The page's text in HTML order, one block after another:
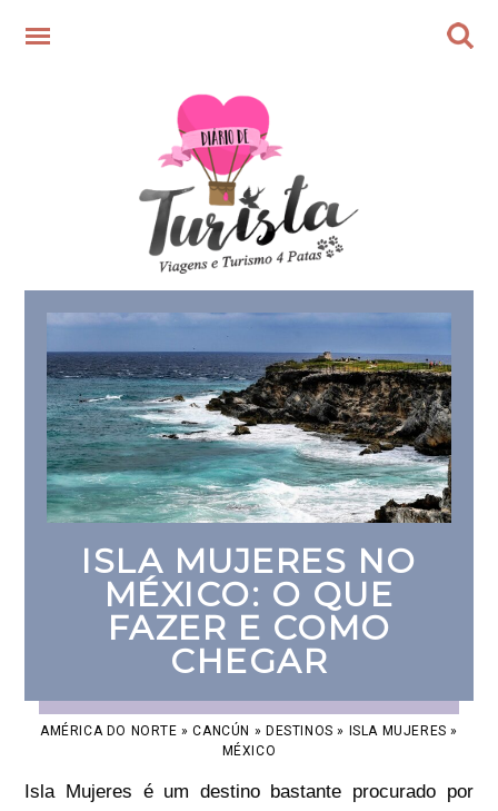
ISLA MUJERES NO
MÉXICO: O QUE
FAZER E COMO
CHEGAR
AMÉRICA DO NORTE »CANCÚN » DESTINOS » ISLA MUJERES »
MÉXICO
Isla Mujeres é um destino bastante procurado por